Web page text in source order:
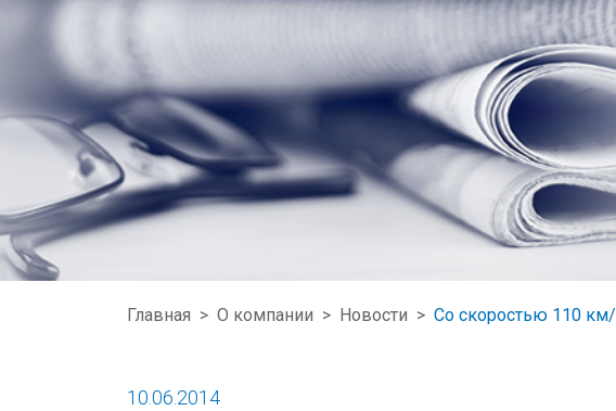
Главная > О компании > Новости > Со скоростью 110 км/
10.06.2014